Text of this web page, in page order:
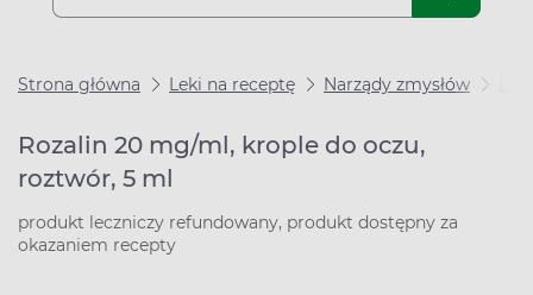
Strona główna Leki na receptę Narządy zmysłów
Rozalin 20 mg/ml, krople do oczu,
roztwór, 5 ml
produkt leczniczy refundowany, produkt dostępny za
okazaniem recepty